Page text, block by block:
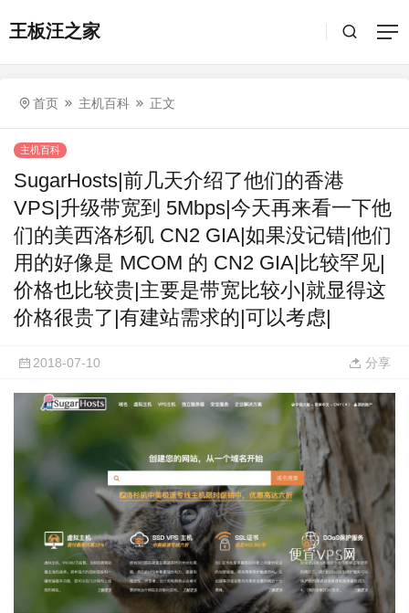
王板汪之家
首页 主机百科 正文
主机百科
SugarHosts|前几天介绍了他们的香港
VPS|升级带宽到 5Mbps|今天再来看一下他
们的美西洛杉矶 CN2 GIA|如果没记错|他们
用的好像是 MCOM 的 CN2 GIA|比较罕见|
价格也比较贵|主要是带宽比较小|就显得这
价格很贵了|有建站需求的|可以考虑|
2018-07-10 分享